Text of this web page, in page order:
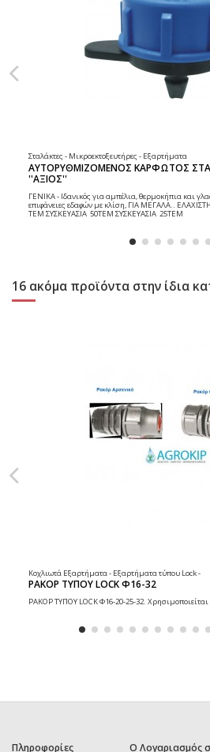
Σταλάκτες - Μικροεκτοξευτήρες - Εξαρτήματα
ΑΥΤΟΡΥΘΜΙΖΟΜΕΝΟΣ ΚΑΡΦΩΤΟΣ
''ΑΞΙΟΣ''
ΓΕΝΙΚΑ - Ιδανικός για αμπέλια, θερμοκήπια και
επιφάνειες εδαφών με κλίση, ΓΙΑ ΜΕΓΑΛΑ..
ΤΕΜ ΣΥΣΚΕΥΑΣΙΑ 50ΤΕΜ ΣΥΣΚΕΥΑΣΙΑ 25ΤΕΜ
16 ακόμα προϊόντα στην ίδια
Κοχλιωτά Εξαρτήματα - Εξαρτήματα τύπου Lock -
ΡΑΚΟΡ ΤΥΠΟΥ LOCK Φ16-32
ΡΑΚΟΡ ΤΥΠΟΥ LOCK Φ16-20-25-32.
Πληροφορίες Ο Λογαριασμός